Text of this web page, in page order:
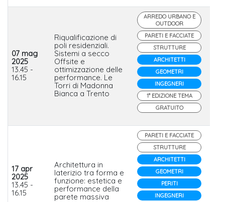
07 mag
2025
13.45 -
16.15
Riqualificazione di
poli residenziali.
Sistemi a secco
Offsite e
ottimizzazione delle
performance. Le
Torri di Madonna
Bianca a Trento
ARREDO URBANO E
OUTDOOR
PARETI E FACCIATE
STRUTTURE
ARCHITETTI
GEOMETRI
INGEGNERI
1° EDIZIONE TEMA
GRATUITO
17 apr
2025
13.45 -
16.15
Architettura in
laterizio tra forma e
funzione: estetica e
performance della
parete massiva
PARETI E FACCIATE
STRUTTURE
ARCHITETTI
GEOMETRI
PERITI
INGEGNERI